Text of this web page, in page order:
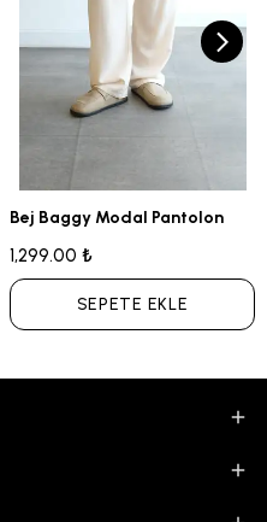
Bej Baggy Modal Pantolon
1,299.00 ₺
SEPETE EKLE